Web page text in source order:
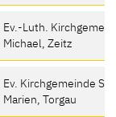
Ev.-Luth.
Michael, Zeitz
Ev. Kirchgemeinde St.
Marien, Torgau